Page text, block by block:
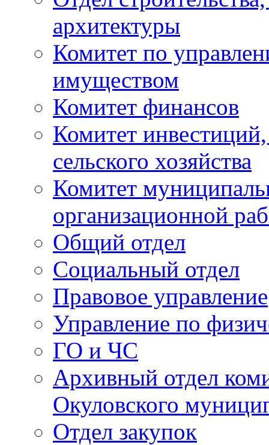
архитектуры
Комитет по
имуществом
Комитет финансов
Комитет
сельского хозяйства
Комитет
организационной
Общий отдел
Социальный отдел
Правовое управление
Управление по
ГО и ЧС
Архивный отдел
Окуловского
Отдел закупок